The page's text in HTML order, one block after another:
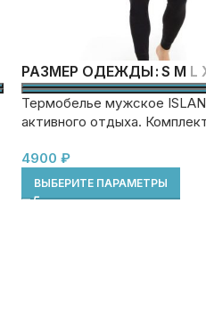
РАЗМЕР ОДЕЖДЫ S M L
Термобелье мужское
активного отдыха.
4900 ₽
ВЫБЕРИТЕ ПАРАМЕТРЫ